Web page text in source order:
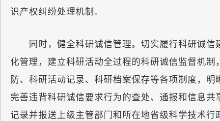
识产权纠纷处理机制。
同时，健全科研诚信管理。切实履行科研诚信
化管理，建立科研活动全过程的科研诚信监督机
防、科研活动记录、科研档案保存等各项制度，
完善违背科研诚信要求行为的查处、通报和信息
记录并报送上级主管部门和所在地省级科学技术